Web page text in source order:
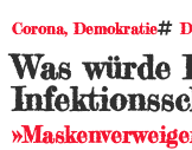
Corona,Demokratie
Was würde